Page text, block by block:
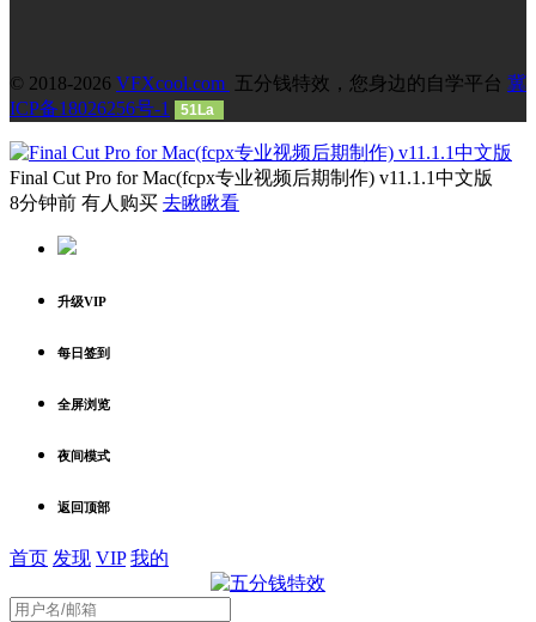
© 2018-2026 VFXcool.com 五分钱特效，您身边的自学平台 冀
ICP备18026256号-1
51La
Final Cut Pro for Mac(fcpx专业视频后期制作) v11.1.1中文版
8分钟前 有人购买 去瞅瞅看
升级VIP
每日签到
全屏浏览
夜间模式
返回顶部
首页 发现 VIP 我的